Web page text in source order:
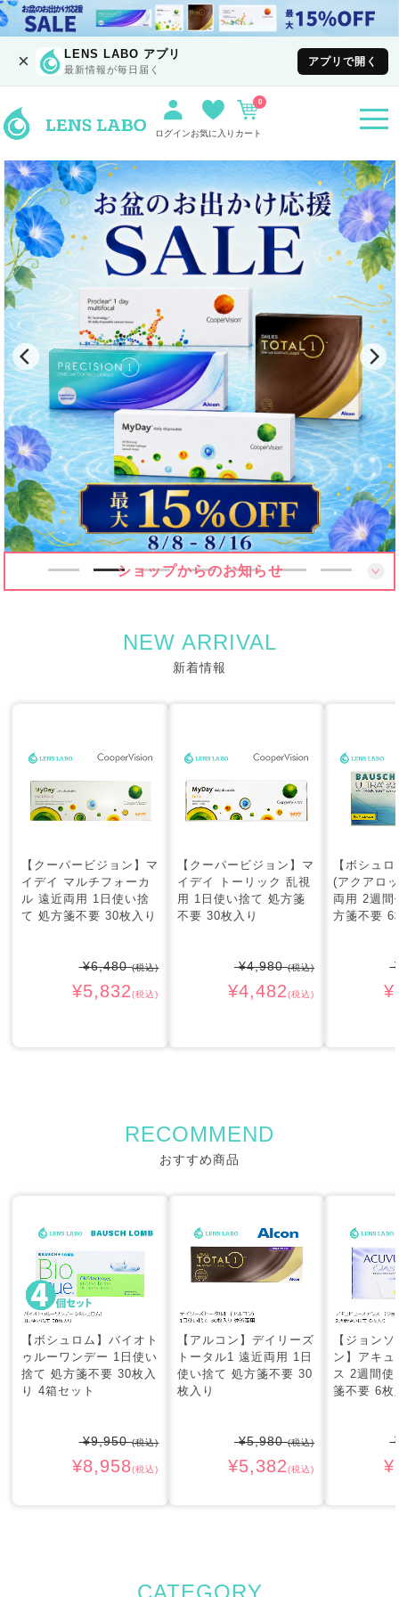
× LENS LABO アプリ
最新情報が毎日届く
アプリで開く
ログインお気に入り カート
0
ショップからのお知らせ
NEW ARRIVAL
新着情報
【クーパービジョン】マ
イデイ マルチフォーカ
ル 遠近両用 1日使い捨
て 処方箋不要 30枚入り
¥6,480(税込)
¥5,832(税込)
【クーパービジョン】マ
イデイ トーリック 乱視
用 1日使い捨て 処方箋
不要 30枚入り
¥4,980(税込)
¥4,482(税込)
【ボシュ
(アクアロ
両用 2週間
方箋不要 6
RECOMMEND
おすすめ商品
【ボシュロム】バイオト
ゥルーワンデー 1日使い
捨て 処方箋不要 30枚入
り 4箱セット
¥9,950(税込)
¥8,958(税込)
【アルコン】デイリーズ
トータル1 遠近両用 1日
使い捨て 処方箋不要 30
枚入り
¥5,980(税込)
¥5,382(税込)
【ジョン
ン】アキ
ス 2週間使
箋不要 6枚
CATEGORY